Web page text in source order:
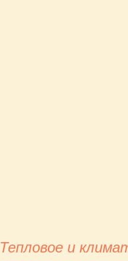
Тепловое и